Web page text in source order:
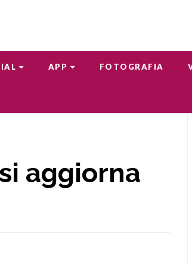
APP FOTOGRAFIA
aggiorna